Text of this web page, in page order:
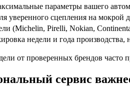
параметры вашего
сцепления на мокрой
(Michelin, Pirelli, Nokian,
недели и года
от проверенных брендов часто
сервис